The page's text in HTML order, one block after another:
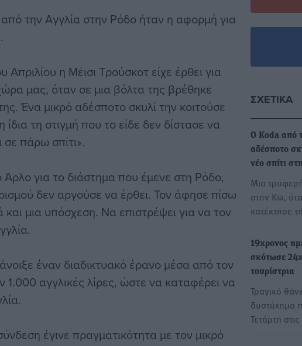
την Αγγλία στην Ρόδο ήταν η αφορμή για
Απριλίου η Μέισι Τρούσκοτ είχε έρθει για
μας, όταν σε μια βόλτα της βρέθηκε
Ένα μικρό αδέσποτο σκυλί την κοιτούσε
τη στιγμή που το είδε δεν δίστασε να
σε πάρω σπίτι».
Άρλο για το διάστημα που έμενε στη Ρόδο,
δεν αργούσε να έρθει. Τον άφησε πίσω
μια υπόσχεση. Να επιστρέψει για να τον
έναν διαδικτυακό έρανο μέσα από τον
αγγλικές λίρες, ώστε να καταφέρει να
έγινε πραγματικότητα με τον μικρό
ΣΧΕΤΙΚΆ
Ο Koda από
αδέσποτο
νέο σπίτι
Μια
στην Κω,
κατέκτησε
19χρονος
σκότωσε
τουρίστρια
Τραγικό
δυστύχημα
Τετάρτη